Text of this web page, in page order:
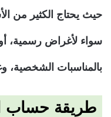
حيث يحتاج الكثير من
سواء لأغراض رسمية، أو
بالمناسبات الشخصية،
طريقة حساب